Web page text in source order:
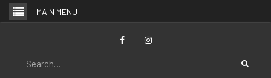
Skip
to
MAIN MENU
Search